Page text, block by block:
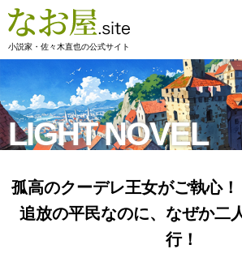
小説家・佐々木直也の公式サイト
LIGHT NOVEL
孤高のクーデレ王女がご執心
追放の平民なのに、なぜか二
行！